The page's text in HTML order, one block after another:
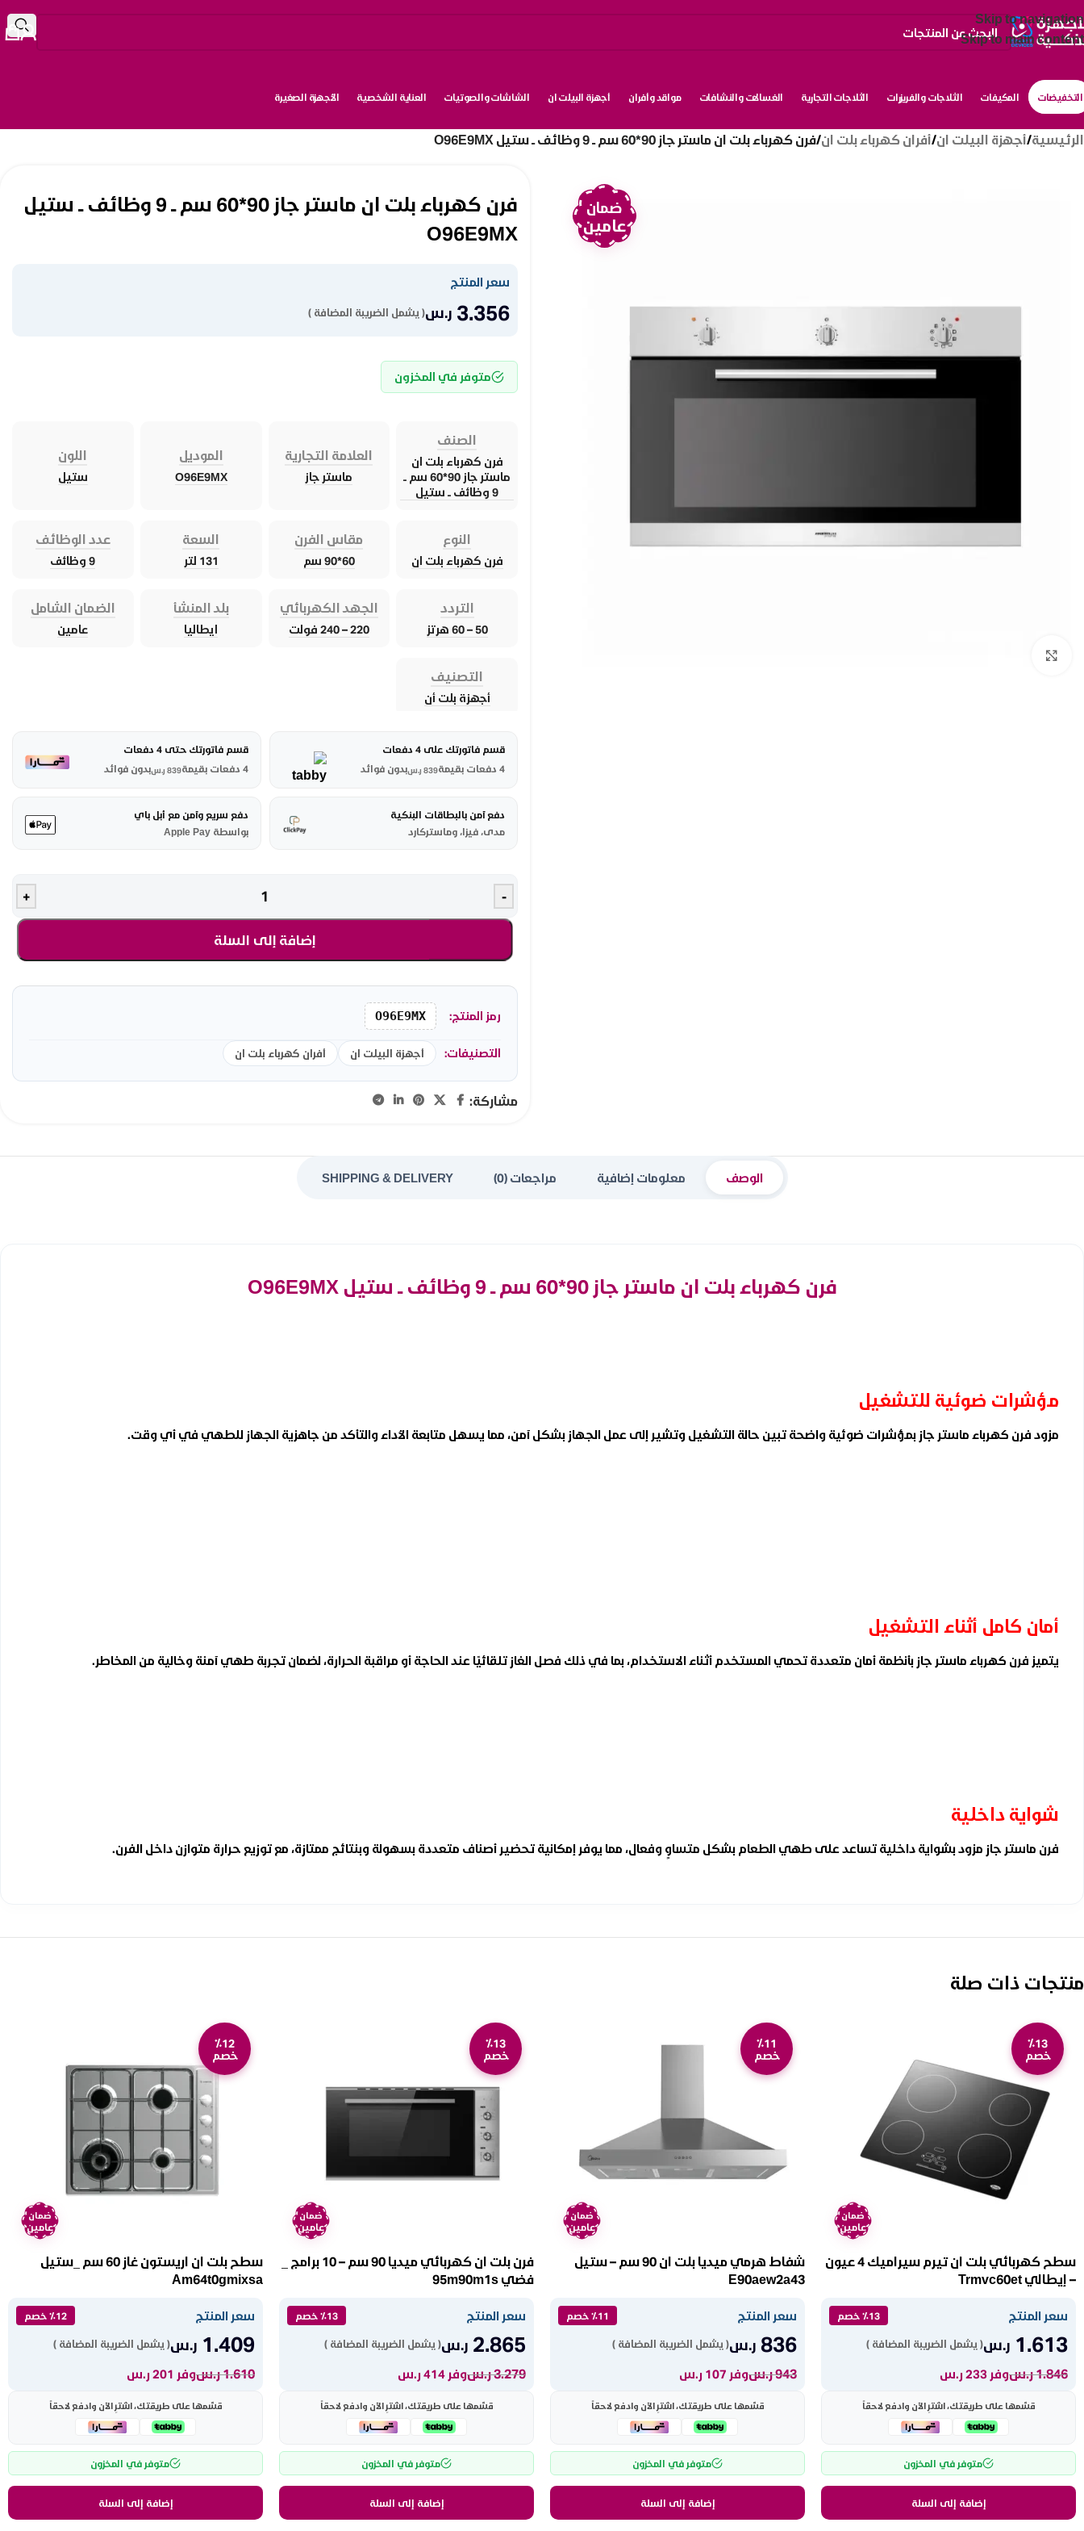
Skip to navigation
Skip to main content
التخفيضات المكيفات الثلاجات والفريزرات الثلاجات التجارية الغسالات والنشافات مواقد وأفران أجهزة البيلت ان الشاشات والصوتيات العناية الشخصية الأجهزة الصغيرة
الرئيسية/أجهزة البيلت ان/أفران كهرباء بلت ان/فرن كهرباء بلت ان ماستر جاز 90*60 سم ــ 9 وظائف ــ ستيل O96E9MX
ضمان
عامين
فرن كهرباء بلت ان ماستر جاز 90*60 سم ــ 9 وظائف ــ ستيل
O96E9MX
سعر المنتج
3.356 ر.س( يشمل الضريبة المضافة )
متوفر في المخزون
الصنف
فرن كهرباء بلت ان
ماستر جاز 90*60 سم ــ
9 وظائف ــ ستيل
العلامة التجارية
ماستر جاز
الموديل
O96E9MX
اللون
ستيل
النوع
فرن كهرباء بلت ان
مقاس الفرن
60*90 سم
السعة
131 لتر
عدد الوظائف
9 وظائف
التردد
50 – 60 هرتز
الجهد الكهربائي
220 – 240 فولت
بلد المنشأ
ايطاليا
الضمان الشامل
عامين
التصنيف
أجهزة بلت أن
قسم فاتورتك على 4 دفعات
4 دفعات بقيمة
839 ر.سبدون فوائد
قسم فاتورتك حتى 4 دفعات
4 دفعات بقيمة
839 ر.سبدون فوائد
دفع آمن بالبطاقات البنكية
مدى، فيزا، وماستركارد
دفع سريع وآمن مع أبل باي
بواسطة Apple Pay
-
+
إضافة إلى السلة
رمز المنتج: O96E9MX
التصنيفات: أجهزة البيلت ان أفران كهرباء بلت ان
مشاركة:
الوصف معلومات إضافية مراجعات (0) SHIPPING & DELIVERY
فرن كهرباء بلت ان ماستر جاز 90*60 سم ــ 9 وظائف ــ ستيل O96E9MX
مؤشرات ضوئية للتشغيل
مزود فرن كهرباء ماستر جاز بمؤشرات ضوئية واضحة تبين حالة التشغيل وتشير إلى عمل الجهاز بشكل آمن، مما يسهل متابعة الأداء والتأكد من جاهزية الجهاز للطهي في أي وقت.
أمان كامل أثناء التشغيل
يتميز فرن كهرباء ماستر جاز بأنظمة أمان متعددة تحمي المستخدم أثناء الاستخدام، بما في ذلك فصل الغاز تلقائيًا عند الحاجة أو مراقبة الحرارة، لضمان تجربة طهي آمنة وخالية من المخاطر.
شواية داخلية
فرن ماستر جاز مزود بشواية داخلية تساعد على طهي الطعام بشكل متساوٍ وفعال، مما يوفر إمكانية تحضير أصناف متعددة بسهولة وبنتائج ممتازة، مع توزيع حرارة متوازن داخل الفرن.
منتجات ذات صلة
٪13
خصم
ضمان
عامين
سطح كهربائي بلت ان تيرم سيراميك 4 عيون
– إيطالي Trmvc60et
سعر المنتج ٪13 خصم
1.613 ر.س( يشمل الضريبة المضافة )
1.846ر.سوفر 233 ر.س
قسّمها على طريقتك، اشترِ الآن وادفع لاحقاً
متوفر في المخزون
إضافة إلى السلة
٪11
خصم
ضمان
عامين
شفاط هرمي ميديا بلت ان 90 سم – ستيل
E90aew2a43
سعر المنتج ٪11 خصم
836 ر.س( يشمل الضريبة المضافة )
943ر.سوفر 107 ر.س
قسّمها على طريقتك، اشترِ الآن وادفع لاحقاً
متوفر في المخزون
إضافة إلى السلة
٪13
خصم
ضمان
عامين
فرن بلت ان كهربائي ميديا 90 سم – 10 برامج _
فضي 95m90m1s
سعر المنتج ٪13 خصم
2.865 ر.س( يشمل الضريبة المضافة )
3.279ر.سوفر 414 ر.س
قسّمها على طريقتك، اشترِ الآن وادفع لاحقاً
متوفر في المخزون
إضافة إلى السلة
٪12
خصم
ضمان
عامين
سطح بلت ان اريستون غاز 60 سم _ستيل
Am64t0gmixsa
سعر المنتج ٪12 خصم
1.409 ر.س( يشمل الضريبة المضافة )
1.610ر.سوفر 201 ر.س
قسّمها على طريقتك، اشترِ الآن وادفع لاحقاً
متوفر في المخزون
إضافة إلى السلة